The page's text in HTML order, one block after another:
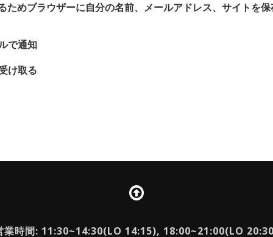
ためブラウザーに自分の名前、メールアドレス、サイトを保
で通知
け取る
業時間: 11:30~14:30(LO 14:15), 18:00~21:00(LO